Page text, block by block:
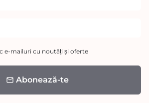
e-mailuri cu noutăți și oferte
email Abonează-te